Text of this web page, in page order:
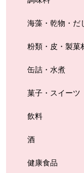
海藻・乾物・だ
粉類・皮・製菓
缶詰・水煮
菓子・スイーツ
飲料
酒
健康食品